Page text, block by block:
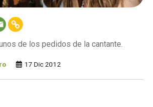
de los pedidos de la cantante.
17 Dic 2012